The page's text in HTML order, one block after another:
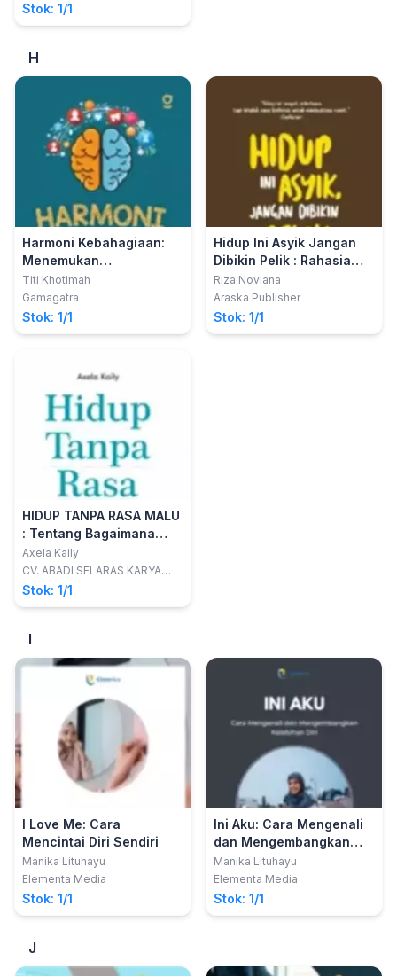
Stok: 1/1
H
Harmoni Kebahagiaan:
Menemukan
Keseimbangan melalui
Perilaku Sopan Santun
Titi Khotimah
Gamagatra
Stok: 1/1
Hidup Ini Asyik Jangan
Dibikin Pelik : Rahasia
Berdamai dengan
Apapun yang Terjadi
Dalam Hidup
Riza Noviana
Araska Publisher
Stok: 1/1
HIDUP TANPA RASA MALU
: Tentang Bagaimana
Meningkatkan
Kepercayaan Diri dan
Disukai Semua Orang
Axela Kaily
CV. ABADI SELARAS KARYA
(ARASKA)
Stok: 1/1
I
I Love Me: Cara
Mencintai Diri Sendiri
Manika Lituhayu
Elementa Media
Stok: 1/1
Ini Aku: Cara Mengenali
dan Mengembangkan
Kelebihan Diri
Manika Lituhayu
Elementa Media
Stok: 1/1
J